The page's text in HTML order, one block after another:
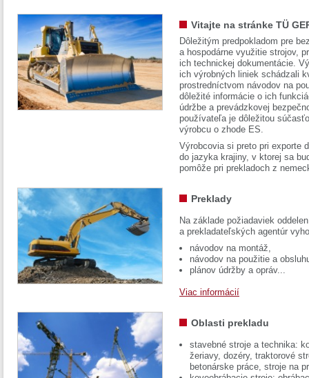
Vitajte na stránke TÜ
Dôležitým predpokladom pre
a hospodárne využitie strojov,
ich technickej dokumentácie.
ich výrobných liniek schádzali
prostredníctvom návodov na
dôležité informácie o ich
údržbe a prevádzkovej
používateľa je dôležitou
výrobcu o zhode ES.
Výrobcovia si preto pri exporte
do jazyka krajiny, v ktorej sa
pomôže pri prekladoch z
Preklady
Na základe požiadaviek
a prekladateľských agentúr
návodov na montáž,
návodov na použitie a
plánov údržby a opráv...
Viac informácií
Oblasti prekladu
stavebné stroje a technika:
žeriavy, dozéry, traktorové
betonárske práce, stroje na